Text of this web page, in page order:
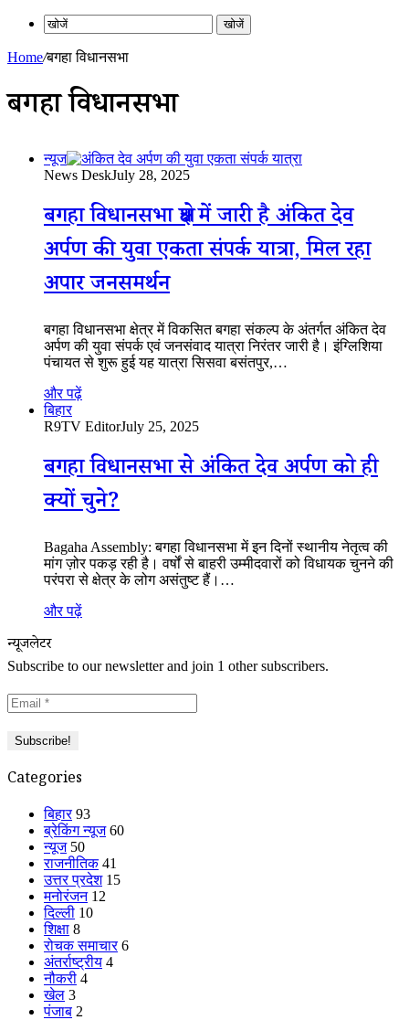
खोजें
Home/बगहा विधानसभा
बगहा विधानसभा
न्यूज
News DeskJuly 28, 2025
बगहा विधानसभा क्षेत्र में जारी है अंकित देव
अर्पण की युवा एकता संपर्क यात्रा, मिल रहा
अपार जनसमर्थन
बगहा विधानसभा क्षेत्र में विकसित बगहा संकल्प के अंतर्गत अंकित देव
अर्पण की युवा संपर्क एवं जनसंवाद यात्रा निरंतर जारी है। इंग्लिशिया
पंचायत से शुरू हुई यह यात्रा सिसवा बसंतपुर,…
और पढ़ें
बिहार
R9TV EditorJuly 25, 2025
बगहा विधानसभा से अंकित देव अर्पण को ही
क्यों चुने?
Bagaha Assembly: बगहा विधानसभा में इन दिनों स्थानीय नेतृत्व की
मांग ज़ोर पकड़ रही है। वर्षों से बाहरी उम्मीदवारों को विधायक चुनने की
परंपरा से क्षेत्र के लोग असंतुष्ट हैं।…
और पढ़ें
न्यूजलेटर
Subscribe to our newsletter and join 1 other subscribers.
Categories
बिहार 93
ब्रेकिंग न्यूज 60
न्यूज 50
राजनीतिक 41
उत्तर प्रदेश 15
मनोरंजन 12
दिल्ली 10
शिक्षा 8
रोचक समाचार 6
अंतर्राष्ट्रीय 4
नौकरी 4
खेल 3
पंजाब 2